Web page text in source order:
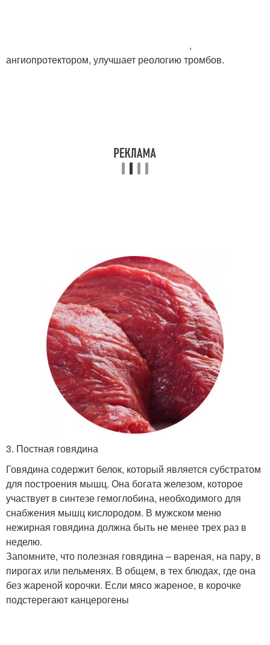
,
ангиопротектором, улучшает реологию тромбов.
3. Постная говядина
Говядина содержит белок, который является субстратом
для построения мышц. Она богата железом, которое
участвует в синтезе гемоглобина, необходимого для
снабжения мышц кислородом. В мужском меню
нежирная говядина должна быть не менее трех раз в
неделю.
Запомните, что полезная говядина – вареная, на пару, в
пирогах или пельменях. В общем, в тех блюдах, где она
без жареной корочки. Если мясо жареное, в корочке
подстерегают канцерогены